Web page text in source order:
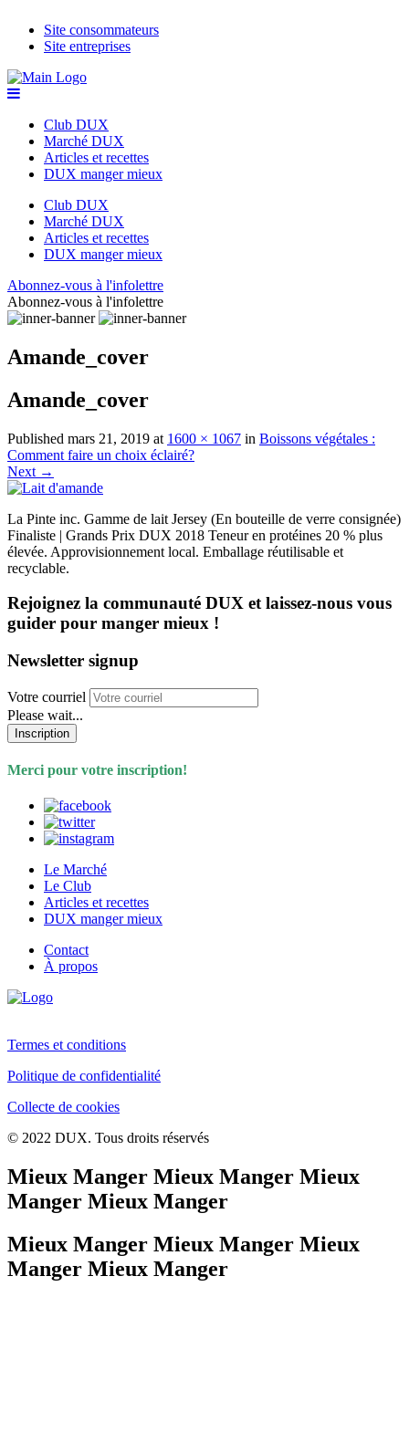
Site consommateurs
Site entreprises
Club DUX
Marché DUX
Articles et recettes
DUX manger mieux
Club DUX
Marché DUX
Articles et recettes
DUX manger mieux
Abonnez-vous à l'infolettre
Abonnez-vous à l'infolettre
Amande_cover
Amande_cover
Published mars 21, 2019 at 1600 × 1067 in Boissons végétales :
Comment faire un choix éclairé?
Next →
La Pinte inc. Gamme de lait Jersey (En bouteille de verre consignée)
Finaliste | Grands Prix DUX 2018 Teneur en protéines 20 % plus
élevée. Approvisionnement local. Emballage réutilisable et
recyclable.
Rejoignez la communauté DUX et laissez-nous vous
guider pour manger mieux !
Newsletter signup
Votre courriel
Please wait...
Inscription
Merci pour votre inscription!
Le Marché
Le Club
Articles et recettes
DUX manger mieux
Contact
À propos
Termes et conditions
Politique de confidentialité
Collecte de cookies
© 2022 DUX. Tous droits réservés
Mieux Manger Mieux Manger Mieux
Manger Mieux Manger
Mieux Manger Mieux Manger Mieux
Manger Mieux Manger